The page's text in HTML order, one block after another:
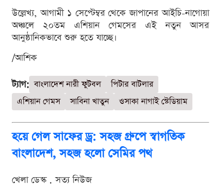
উল্লেখ্য, আগামী ১ সেপ্টেম্বর থেকে জাপানের আইচি-নাগোয়া
অঞ্চলে ২০তম এশিয়ান গেমসের এই নতুন আসর
আনুষ্ঠানিকভাবে শুরু হতে যাচ্ছে।
/আশিক
ট্যাগ: বাংলাদেশ নারী ফুটবল
পিটার বাটলার
এশিয়ান গেমস
সাবিনা খাতুন ওসাকা নাগাই স্টেডিয়াম
হয়ে গেল সাফের ড্র: সহজ গ্রুপে স্বাগতিক
বাংলাদেশ, সহজ হলো সেমির পথ
খেলা ডেস্ক . সত্য নিউজ